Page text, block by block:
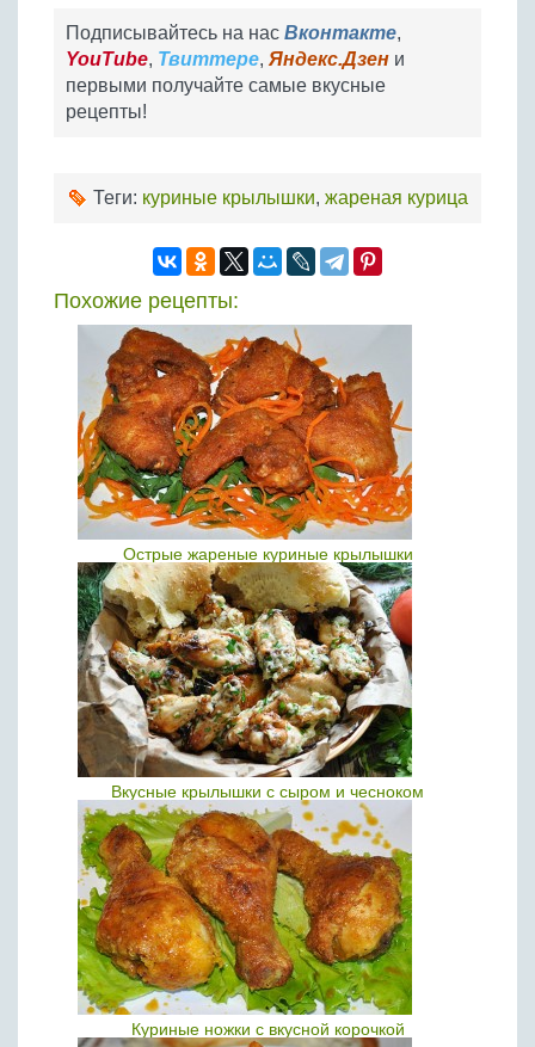
Подписывайтесь на нас Вконтакте,
YouTube, Твиттере, Яндекс.Дзен и
первыми получайте самые вкусные
рецепты!
Теги: куриные крылышки, жареная курица
Похожие рецепты:
Острые жареные куриные крылышки
Вкусные крылышки с сыром и чесноком
Куриные ножки с вкусной корочкой